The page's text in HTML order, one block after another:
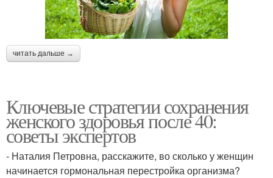
читать дальше →
Ключевые стратегии сохранения
женского здоровья после 40:
советы экспертов
- Наталия Петровна, расскажите, во сколько у женщин
начинается гормональная перестройка организма?